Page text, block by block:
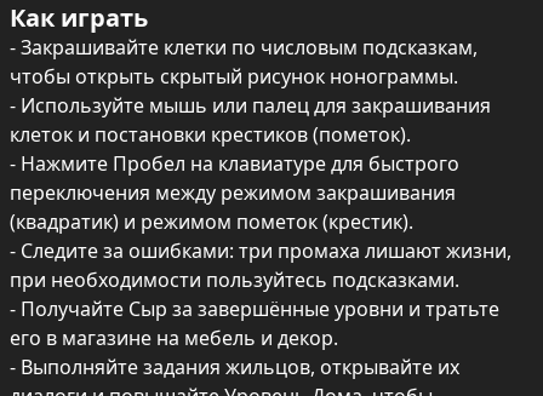
Как играть
- Закрашивайте клетки по числовым подсказкам,
чтобы открыть скрытый рисунок нонограммы.
- Используйте мышь или палец для закрашивания
клеток и постановки крестиков (пометок).
- Нажмите Пробел на клавиатуре для быстрого
переключения между режимом закрашивания
(квадратик) и режимом пометок (крестик).
- Следите за ошибками: три промаха лишают жизни,
при необходимости пользуйтесь подсказками.
- Получайте Сыр за завершённые уровни и тратьте
его в магазине на мебель и декор.
- Выполняйте задания жильцов, открывайте их